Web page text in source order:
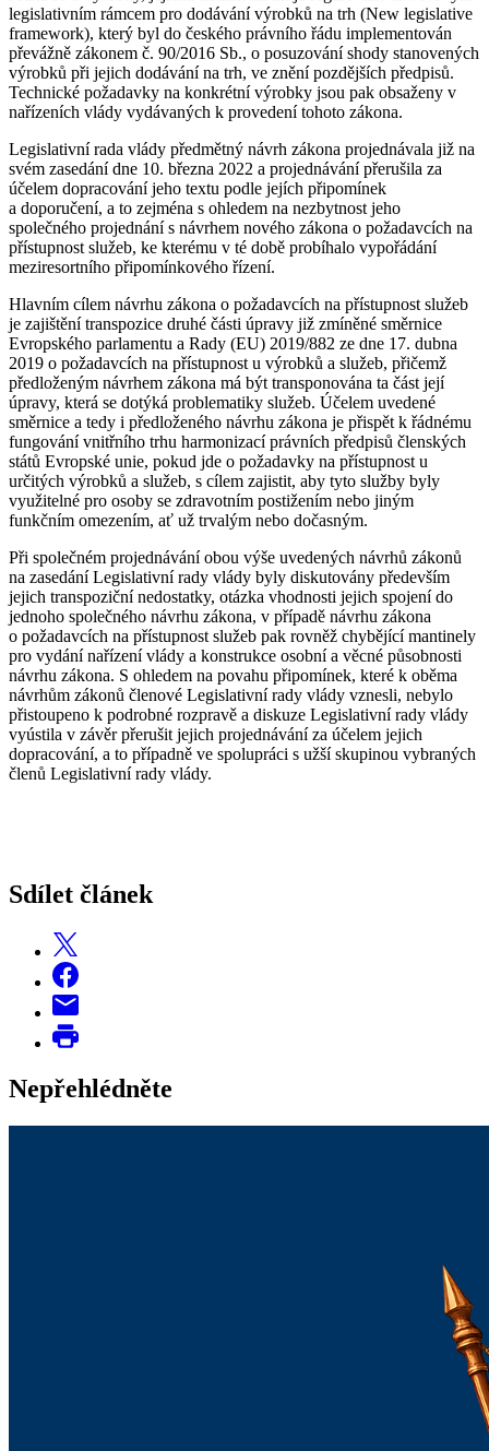
legislativním rámcem pro dodávání výrobků na trh (New legislative
framework), který byl do českého právního řádu implementován
převážně zákonem č. 90/2016 Sb., o posuzování shody stanovených
výrobků při jejich dodávání na trh, ve znění pozdějších předpisů.
Technické požadavky na konkrétní výrobky jsou pak obsaženy v
nařízeních vlády vydávaných k provedení tohoto zákona.
Legislativní rada vlády předmětný návrh zákona projednávala již na
svém zasedání dne 10. března 2022 a projednávání přerušila za
účelem dopracování jeho textu podle jejích připomínek
a doporučení, a to zejména s ohledem na nezbytnost jeho
společného projednání s návrhem nového zákona o požadavcích na
přístupnost služeb, ke kterému v té době probíhalo vypořádání
meziresortního připomínkového řízení.
Hlavním cílem návrhu zákona o požadavcích na přístupnost služeb
je zajištění transpozice druhé části úpravy již zmíněné směrnice
Evropského parlamentu a Rady (EU) 2019/882 ze dne 17. dubna
2019 o požadavcích na přístupnost u výrobků a služeb, přičemž
předloženým návrhem zákona má být transponována ta část její
úpravy, která se dotýká problematiky služeb. Účelem uvedené
směrnice a tedy i předloženého návrhu zákona je přispět k řádnému
fungování vnitřního trhu harmonizací právních předpisů členských
států Evropské unie, pokud jde o požadavky na přístupnost u
určitých výrobků a služeb, s cílem zajistit, aby tyto služby byly
využitelné pro osoby se zdravotním postižením nebo jiným
funkčním omezením, ať už trvalým nebo dočasným.
Při společném projednávání obou výše uvedených návrhů zákonů
na zasedání Legislativní rady vlády byly diskutovány především
jejich transpoziční nedostatky, otázka vhodnosti jejich spojení do
jednoho společného návrhu zákona, v případě návrhu zákona
o požadavcích na přístupnost služeb pak rovněž chybějící mantinely
pro vydání nařízení vlády a konstrukce osobní a věcné působnosti
návrhu zákona. S ohledem na povahu připomínek, které k oběma
návrhům zákonů členové Legislativní rady vlády vznesli, nebylo
přistoupeno k podrobné rozpravě a diskuze Legislativní rady vlády
vyústila v závěr přerušit jejich projednávání za účelem jejich
dopracování, a to případně ve spolupráci s užší skupinou vybraných
členů Legislativní rady vlády.
Sdílet článek
Nepřehlédněte